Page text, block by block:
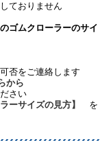
ておりません
ゴムクローラーのサイ
否をご連絡します
から
さい
ーサイズの見方】
を